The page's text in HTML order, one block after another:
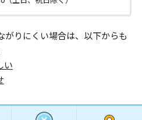
がりにくい場合は、以下からも
い